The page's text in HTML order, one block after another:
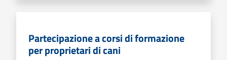
Partecipazione a corsi di formazione
per proprietari di cani